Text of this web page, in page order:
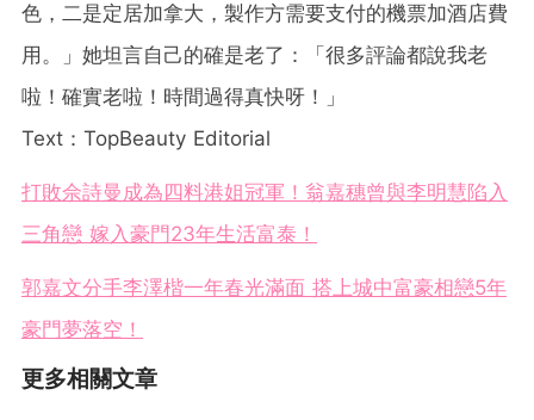
色，二是定居加拿大，製作方需要支付的機票加酒店費
用。」她坦言自己的確是老了：「很多評論都說我老
啦！確實老啦！時間過得真快呀！」
Text：TopBeauty Editorial
打敗佘詩曼成為四料港姐冠軍！翁嘉穗曾與李明慧陷入
三角戀 嫁入豪門23年生活富泰！
郭嘉文分手李澤楷一年春光滿面 搭上城中富豪相戀5年
豪門夢落空！
更多相關文章